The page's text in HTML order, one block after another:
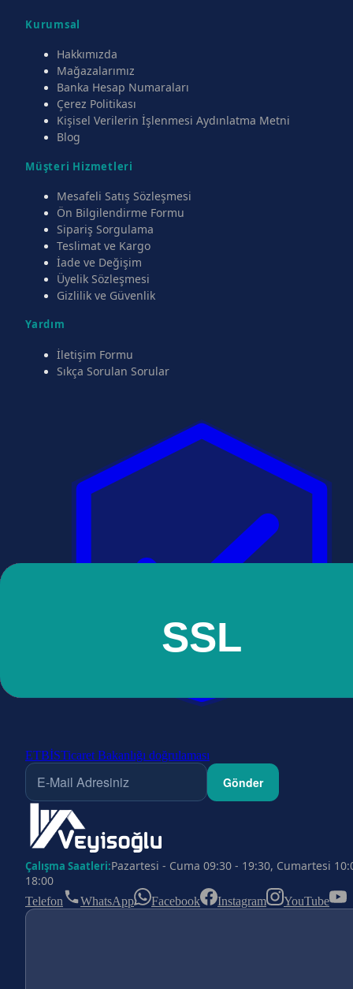
Kurumsal
Hakkımızda
Mağazalarımız
Banka Hesap Numaraları
Çerez Politikası
Kişisel Verilerin İşlenmesi Aydınlatma Metni
Blog
Müşteri Hizmetleri
Mesafeli Satış Sözleşmesi
Ön Bilgilendirme Formu
Sipariş Sorgulama
Teslimat ve Kargo
İade ve Değişim
Üyelik Sözleşmesi
Gizlilik ve Güvenlik
Yardım
İletişim Formu
Sıkça Sorulan Sorular
ETBİSTicaret Bakanlığı doğrulaması
Gönder
Çalışma Saatleri:Pazartesi - Cuma 09:30 - 19:30, Cumartesi
18:00
Telefon WhatsApp Facebook Instagram YouTube